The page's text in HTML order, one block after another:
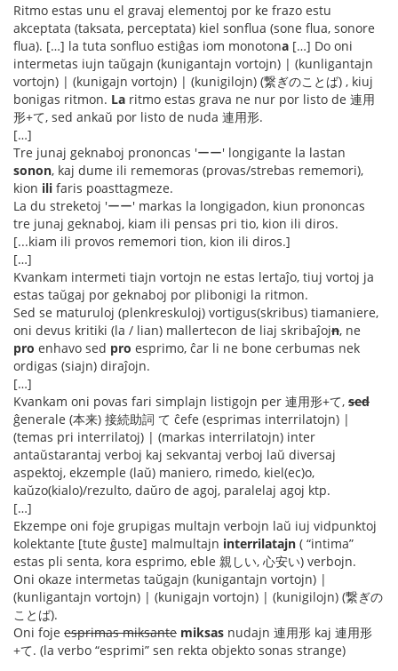
Ritmo estas unu el gravaj elementoj por ke frazo estu
akceptata (taksata, perceptata) kiel sonflua (sone flua, sonore
flua). […] la tuta sonfluo estiĝas iom monotona […] Do oni
intermetas iujn taŭgajn (kunigantajn vortojn) | (kunligantajn
vortojn) | (kunigajn vortojn) | (kunigilojn) (繋ぎのことば) , kiuj
bonigas ritmon. La ritmo estas grava ne nur por listo de 連用
形+て, sed ankaŭ por listo de nuda 連用形.
[…]
Tre junaj geknaboj prononcas 'ーー' longigante la lastan
sonon, kaj dume ili rememoras (provas/strebas rememori),
kion ili faris poasttagmeze.
La du streketoj 'ーー' markas la longigadon, kiun prononcas
tre junaj geknaboj, kiam ili pensas pri tio, kion ili diros.
[...kiam ili provos rememori tion, kion ili diros.]
[…]
Kvankam intermeti tiajn vortojn ne estas lertaĵo, tiuj vortoj ja
estas taŭgaj por geknaboj por plibonigi la ritmon.
Sed se maturuloj (plenkreskuloj) vortigus(skribus) tiamaniere,
oni devus kritiki (la / lian) mallertecon de liaj skribaĵojn, ne
pro enhavo sed pro esprimo, ĉar li ne bone cerbumas nek
ordigas (siajn) diraĵojn.
[…]
Kvankam oni povas fari simplajn listigojn per 連用形+て, sed
ĝenerale (本来) 接続助詞 て ĉefe (esprimas interrilatojn) |
(temas pri interrilatoj) | (markas interrilatojn) inter
antaŭstarantaj verboj kaj sekvantaj verboj laŭ diversaj
aspektoj, ekzemple (laŭ) maniero, rimedo, kiel(ec)o,
kaŭzo(kialo)/rezulto, daŭro de agoj, paralelaj agoj ktp.
[…]
Ekzempe oni foje grupigas multajn verbojn laŭ iuj vidpunktoj
kolektante [tute ĝuste] malmultajn interrilatajn ( “intima”
estas pli senta, kora esprimo, eble 親しい, 心安い) verbojn.
Oni okaze intermetas taŭgajn (kunigantajn vortojn) |
(kunligantajn vortojn) | (kunigajn vortojn) | (kunigilojn) (繋ぎの
ことば).
Oni foje esprimas miksante miksas nudajn 連用形 kaj 連用形
+て. (la verbo “esprimi” sen rekta objekto sonas strange)